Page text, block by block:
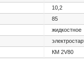
10,2
85
жидкостное
КМ 2V80